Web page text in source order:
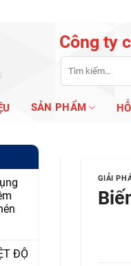
Công ty
Tìm
kiếm:
SẢN PHẨM
ĐỘ
GIẢI